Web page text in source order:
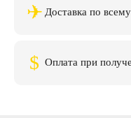
✈ Доставка по
$ Оплата при